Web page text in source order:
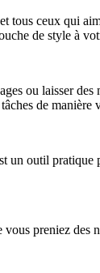
tous ceux qui
de style à
ou laisser des
de manière
un outil pratique
preniez des